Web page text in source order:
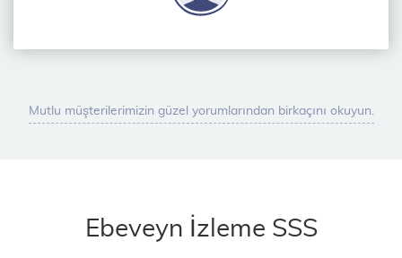
Mutlu müşterilerimizin güzel yorumlarından birkaçını okuyun.
Ebeveyn İzleme SSS